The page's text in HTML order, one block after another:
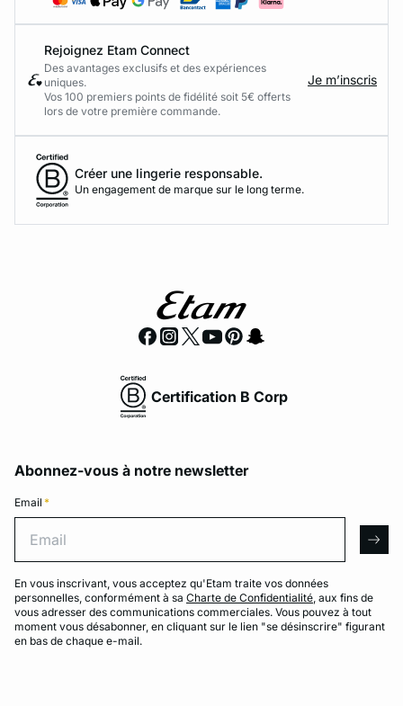
Rejoignez Etam Connect
Des avantages exclusifs et des expériences
uniques.
Vos 100 premiers points de fidélité soit 5€ offerts
lors de votre première commande.​
Je m’inscris
Créer une lingerie responsable.
Un engagement de marque sur le long terme.
Certification B Corp
Abonnez-vous à notre newsletter
Email *
En vous inscrivant, vous acceptez qu'Etam traite vos données
personnelles, conformément à sa Charte de Confidentialité, aux fins de
vous adresser des communications commerciales. Vous pouvez à tout
moment vous désabonner, en cliquant sur le lien "se désinscrire" figurant
en bas de chaque e-mail.